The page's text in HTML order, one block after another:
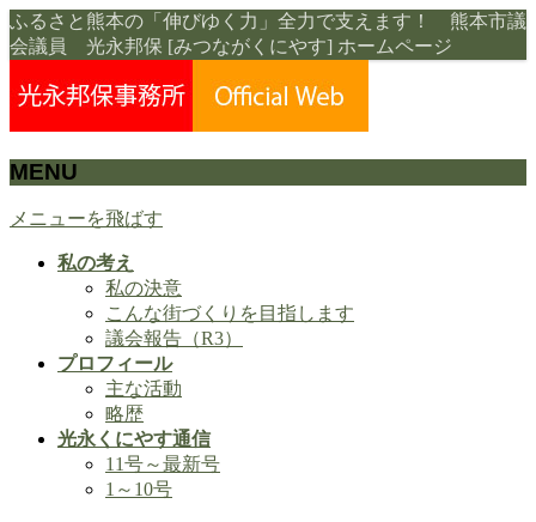
ふるさと熊本の「伸びゆく力」全力で支えます！ 熊本市議
会議員 光永邦保 [みつながくにやす] ホームページ
MENU
メニューを飛ばす
私の考え
私の決意
こんな街づくりを目指します
議会報告（R3）
プロフィール
主な活動
略歴
光永くにやす通信
11号～最新号
1～10号